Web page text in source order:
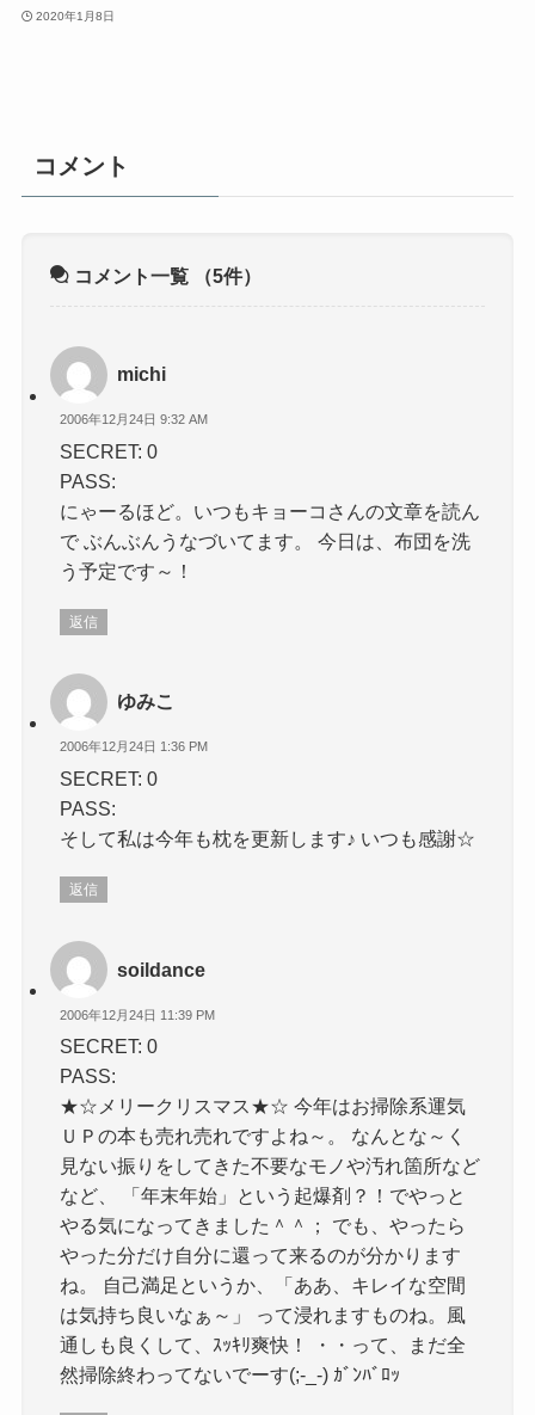
2020年1月8日
コメント
コメント一覧 （5件）
michi
2006年12月24日 9:32 AM
SECRET: 0
PASS:
にゃーるほど。いつもキョーコさんの文章を読ん
で ぶんぶんうなづいてます。 今日は、布団を洗
う予定です～！
返信
ゆみこ
2006年12月24日 1:36 PM
SECRET: 0
PASS:
そして私は今年も枕を更新します♪ いつも感謝☆
返信
soildance
2006年12月24日 11:39 PM
SECRET: 0
PASS:
★☆メリークリスマス★☆ 今年はお掃除系運気
ＵＰの本も売れ売れですよね～。 なんとな～く
見ない振りをしてきた不要なモノや汚れ箇所など
など、 「年末年始」という起爆剤？！でやっと
やる気になってきました＾＾； でも、やったら
やった分だけ自分に還って来るのが分かります
ね。 自己満足というか、「ああ、キレイな空間
は気持ち良いなぁ～」 って浸れますものね。風
通しも良くして、ｽｯｷﾘ爽快！ ・・って、まだ全
然掃除終わってないでーす(;-_-) ｶﾞﾝﾊﾞﾛｯ